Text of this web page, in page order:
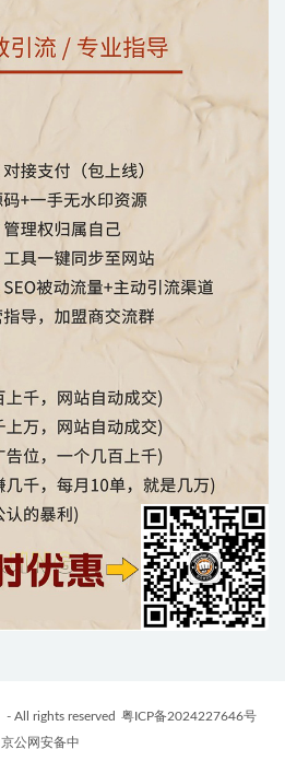
- All rights reserved 粤ICP备2024227646号
京公网安备中